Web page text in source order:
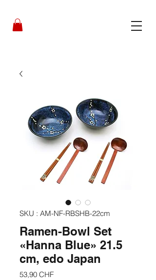
SKU : AM-NF-RBSHB-22cm
Ramen-Bowl Set
«Hanna Blue» 21.5
cm, edo Japan
53,90 CHFPrix